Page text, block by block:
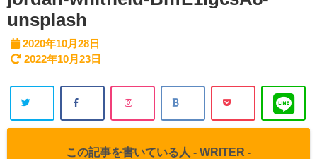
unsplash
2020年10月28日
2022年10月23日
この記事を書いている人 - WRITER -